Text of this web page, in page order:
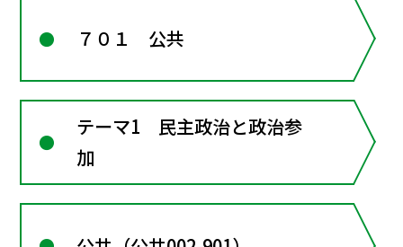
７０１ 公共
テーマ1 民主政治と政治参
加